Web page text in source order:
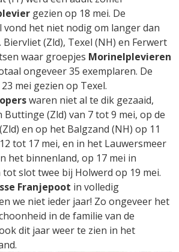
gezien op 18 mei. De
vond het niet nodig om langer dan
(Zld), Texel (NH) en Ferwert
waar groepjes Morinelplevieren
ongeveer 35 exemplaren. De
mei gezien op Texel.
waren niet al te dik gezaaid,
Buttinge (Zld) van 7 tot 9 mei, op de
en op het Balgzand (NH) op 11
tot 17 mei, en in het Lauwersmeer
het binnenland, op 17 mei in
tot slot twee bij Holwerd op 19 mei.
Franjepoot in volledig
we niet ieder jaar! Zo ongeveer het
in de familie van de
dit jaar weer te zien in het